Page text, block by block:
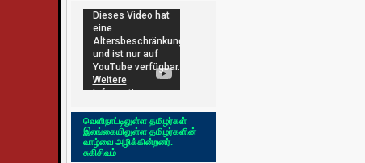
வெளிநாட்டிலுள்ள தமிழர்கள்
இலங்கையிலுள்ள தமிழர்களின்
வாழ்வை அழிக்கின்றனர்.
சுகிசிவம்